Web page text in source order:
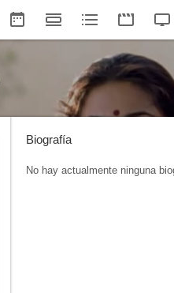
Biografía
No hay actualmente ninguna